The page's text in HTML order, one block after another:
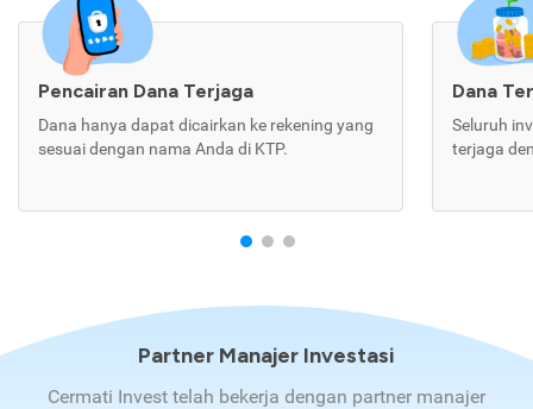
Pencairan Dana Terjaga
Dana hanya dapat dicairkan ke rekening yang
sesuai dengan nama Anda di KTP.
Dana
Seluruh
terjaga
Partner Manajer Investasi
Cermati Invest telah bekerja dengan partner manajer